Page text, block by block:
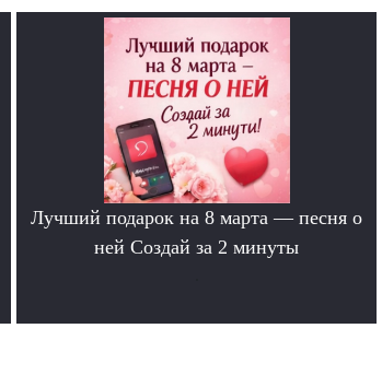
Лучший подарок на 8 марта — песня о
ней Создай за 2 минуты